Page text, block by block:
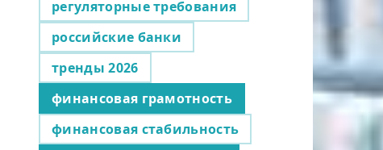
регуляторные требования
российские банки
тренды 2026
финансовая грамотность
финансовая стабильность